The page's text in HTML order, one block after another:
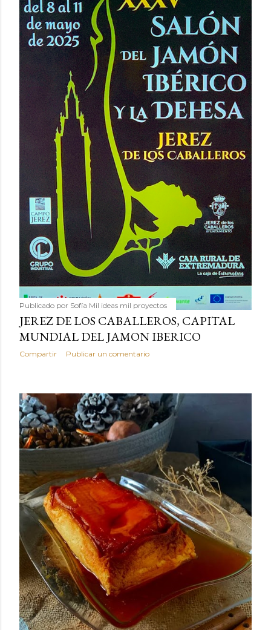
Publicado por Sofía Mil ideas mil proyectos
JEREZ DE LOS CABALLEROS, CAPITAL
MUNDIAL DEL JAMON IBERICO
Compartir Publicar un comentario